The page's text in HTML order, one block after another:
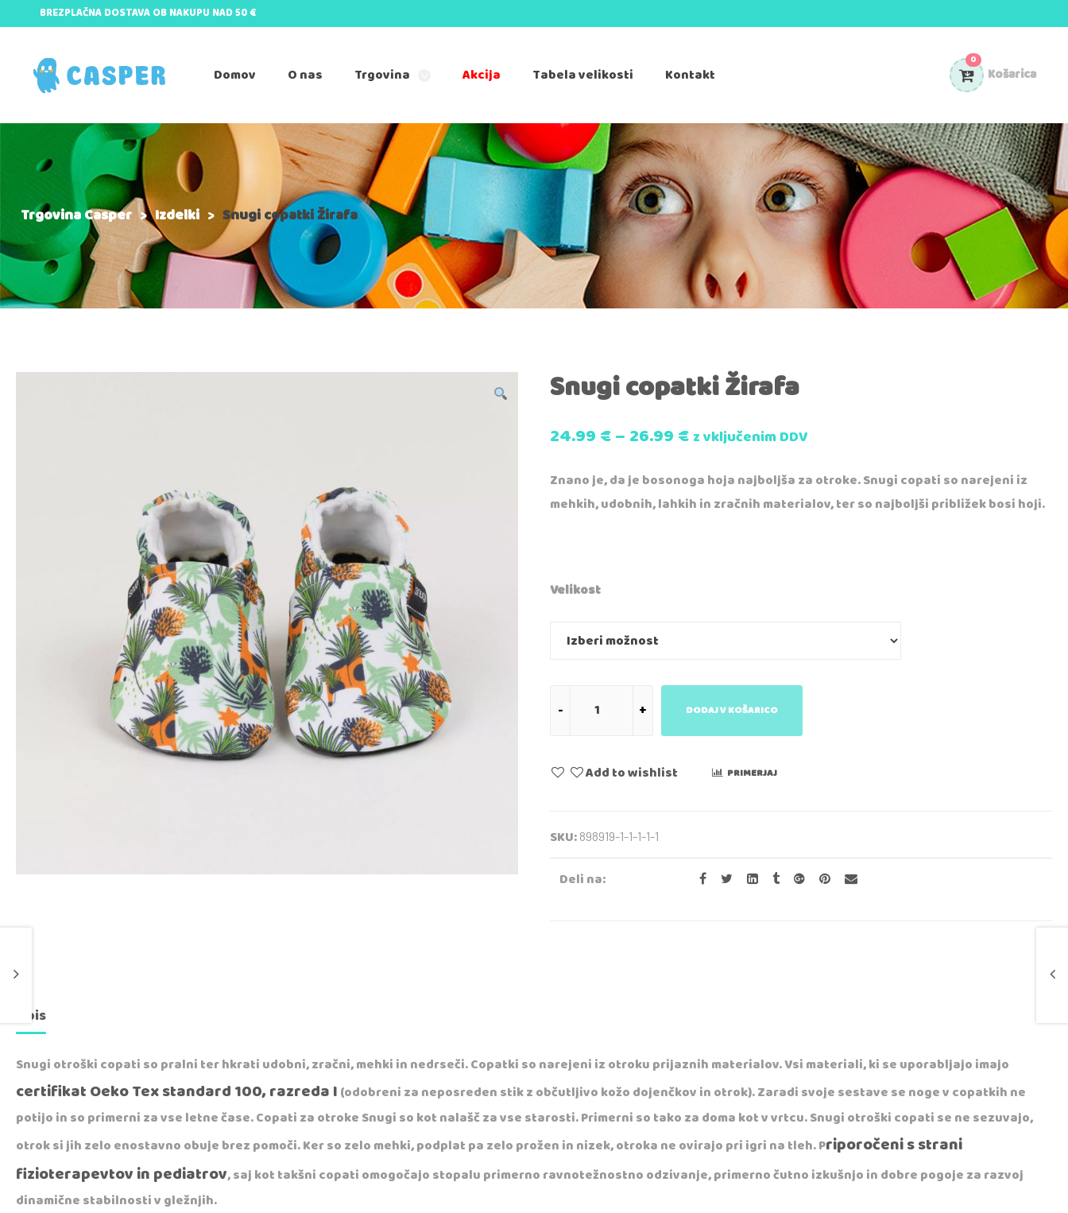
BREZPLAČNA DOSTAVA OB NAKUPU NAD 50 €
Domov O nas Trgovina Akcija Tabela velikosti Kontakt Košarica
0
Trgovina Casper >Izdelki > Snugi copatki Žirafa
Snugi copatki Žirafa
24.99€–26.99€z vključenim DDV
Znano je, da je bosonoga hoja najboljša za otroke. Snugi copati so narejeni iz
mehkih, udobnih, lahkih in zračnih materialov, ter so najboljši približek bosi hoji.
Velikost
DODAJ V KOŠARICO
Add to wishlist PRIMERJAJ
SKU: 898919-1-1-1-1-1
Deli na:
Opis
Snugi otroški copati so pralni ter hkrati udobni, zračni, mehki in nedrseči. Copatki so narejeni iz otroku prijaznih materialov. Vsi materiali, ki se uporabljajo imajo
certifikat Oeko Tex standard 100, razreda I(odobreni za neposreden stik z občutljivo kožo dojenčkov in otrok). Zaradi svoje sestave se noge v copatkih ne
potijo in so primerni za vse letne čase. Copati za otroke Snugi so kot nalašč za vse starosti. Primerni so tako za doma kot v vrtcu. Snugi otroški copati se ne sezuvajo,
otrok si jih zelo enostavno obuje brez pomoči. Ker so zelo mehki, podplat pa zelo prožen in nizek, otroka ne ovirajo pri igri na tleh. Priporočeni s strani
fizioterapevtov in pediatrov, saj kot takšni copati omogočajo stopalu primerno ravnotežnostno odzivanje, primerno čutno izkušnjo in dobre pogoje za razvoj
dinamične stabilnosti v gležnjih.